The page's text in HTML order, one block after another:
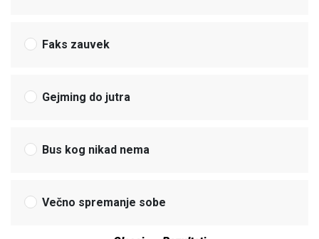
Faks zauvek
Gejming do jutra
Bus kog nikad nema
Večno spremanje sobe